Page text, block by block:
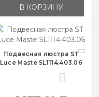
В КОРЗИНУ
Подвесная люстра ST
Luce Maste SL1114.403.06